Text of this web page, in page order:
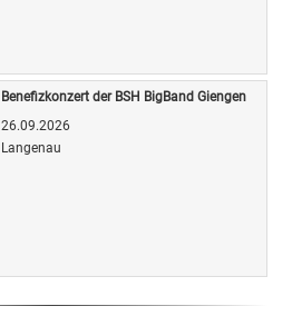
Benefizkonzert der BSH BigBand Giengen
26.09.2026
Langenau